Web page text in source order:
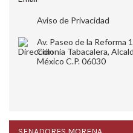
Aviso de Privacidad
Av. Paseo de la
Colonia Tabacalera,
México C.P. 06030